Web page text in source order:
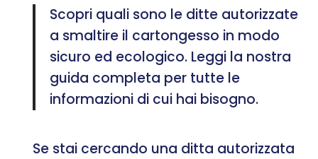
Scopri quali sono le ditte autorizzate
a smaltire il cartongesso in modo
sicuro ed ecologico. Leggi la nostra
guida completa per tutte le
informazioni di cui hai bisogno.
Se stai cercando una ditta autorizzata